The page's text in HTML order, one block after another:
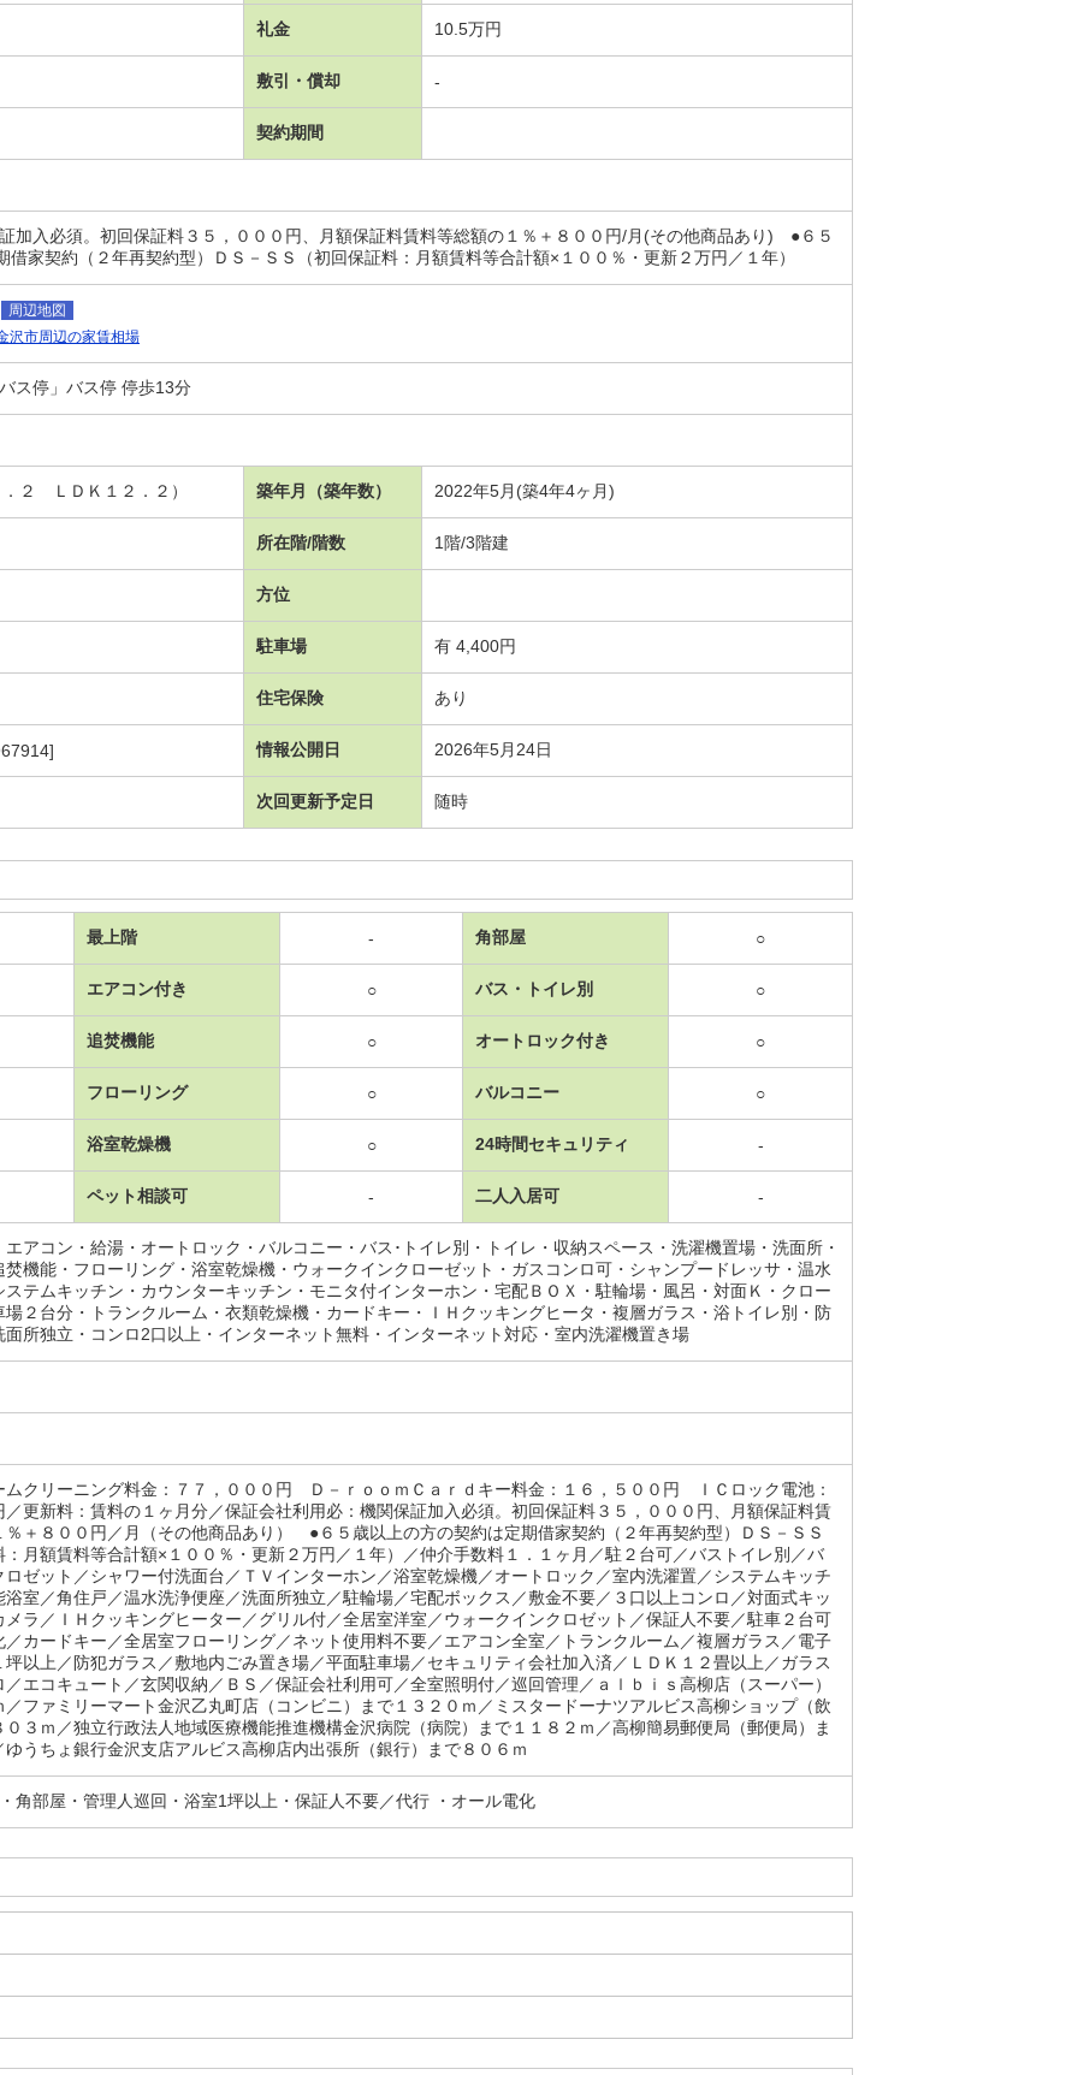
礼金 10.5万円
敷引・償却 -
契約期間
加入必須。初回保証料３５，０００円、月額保証料賃料等総額の１％＋８００円/月(その他商品あり) ●６５
借家契約（２年再契約型）ＤＳ－ＳＳ（初回保証料：月額賃料等合計額×１００％・更新２万円／１年）
周辺地図
沢市周辺の家賃相場
ス停」バス停 停歩13分
２ ＬＤＫ１２．２） 築年月（築年数） 2022年5月(築4年4ヶ月)
所在階/階数 1階/3階建
方位
駐車場 有 4,400円
住宅保険 あり
情報公開日 2026年5月24日
次回更新予定日 随時
最上階 - 角部屋 ○
エアコン付き ○ バス・トイレ別 ○
追焚機能 ○ オートロック付き ○
フローリング ○ バルコニー ○
浴室乾燥機 ○ 24時間セキュリティ -
ペット相談可 - 二人入居可 -
エアコン・給湯・オートロック・バルコニー・バス･トイレ別・トイレ・収納スペース・洗濯機置場・洗面所・
焚機能・フローリング・浴室乾燥機・ウォークインクローゼット・ガスコンロ可・シャンプードレッサ・温水
ステムキッチン・カウンターキッチン・モニタ付インターホン・宅配ＢＯＸ・駐輪場・風呂・対面Ｋ・クロー
場２台分・トランクルーム・衣類乾燥機・カードキー・ＩＨクッキングヒータ・複層ガラス・浴トイレ別・防
面所独立・コンロ2口以上・インターネット無料・インターネット対応・室内洗濯機置き場
ムクリーニング料金：７７，０００円 Ｄ－ｒｏｏｍＣａｒｄキー料金：１６，５００円 ＩＣロック電池：
／更新料：賃料の１ヶ月分／保証会社利用必：機関保証加入必須。初回保証料３５，０００円、月額保証料賃
％＋８００円／月（その他商品あり） ●６５歳以上の方の契約は定期借家契約（２年再契約型）ＤＳ－ＳＳ
：月額賃料等合計額×１００％・更新２万円／１年）／仲介手数料１．１ヶ月／駐２台可／バストイレ別／バ
ロゼット／シャワー付洗面台／ＴＶインターホン／浴室乾燥機／オートロック／室内洗濯置／システムキッチ
浴室／角住戸／温水洗浄便座／洗面所独立／駐輪場／宅配ボックス／敷金不要／３口以上コンロ／対面式キッ
メラ／ＩＨクッキングヒーター／グリル付／全居室洋室／ウォークインクロゼット／保証人不要／駐車２台可
／カードキー／全居室フローリング／ネット使用料不要／エアコン全室／トランクルーム／複層ガラス／電子
坪以上／防犯ガラス／敷地内ごみ置き場／平面駐車場／セキュリティ会社加入済／ＬＤＫ１２畳以上／ガラス
エコキュート／玄関収納／ＢＳ／保証会社利用可／全室照明付／巡回管理／ａｌｂｉｓ高柳店（スーパー）
／ファミリーマート金沢乙丸町店（コンビニ）まで１３２０ｍ／ミスタードーナツアルビス高柳ショップ（飲
０３ｍ／独立行政法人地域医療機能推進機構金沢病院（病院）まで１１８２ｍ／高柳簡易郵便局（郵便局）ま
ゆうちょ銀行金沢支店アルビス高柳店内出張所（銀行）まで８０６ｍ
角部屋・管理人巡回・浴室1坪以上・保証人不要／代行 ・オール電化